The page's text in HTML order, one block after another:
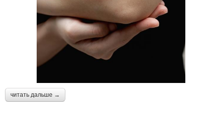
читать дальше →